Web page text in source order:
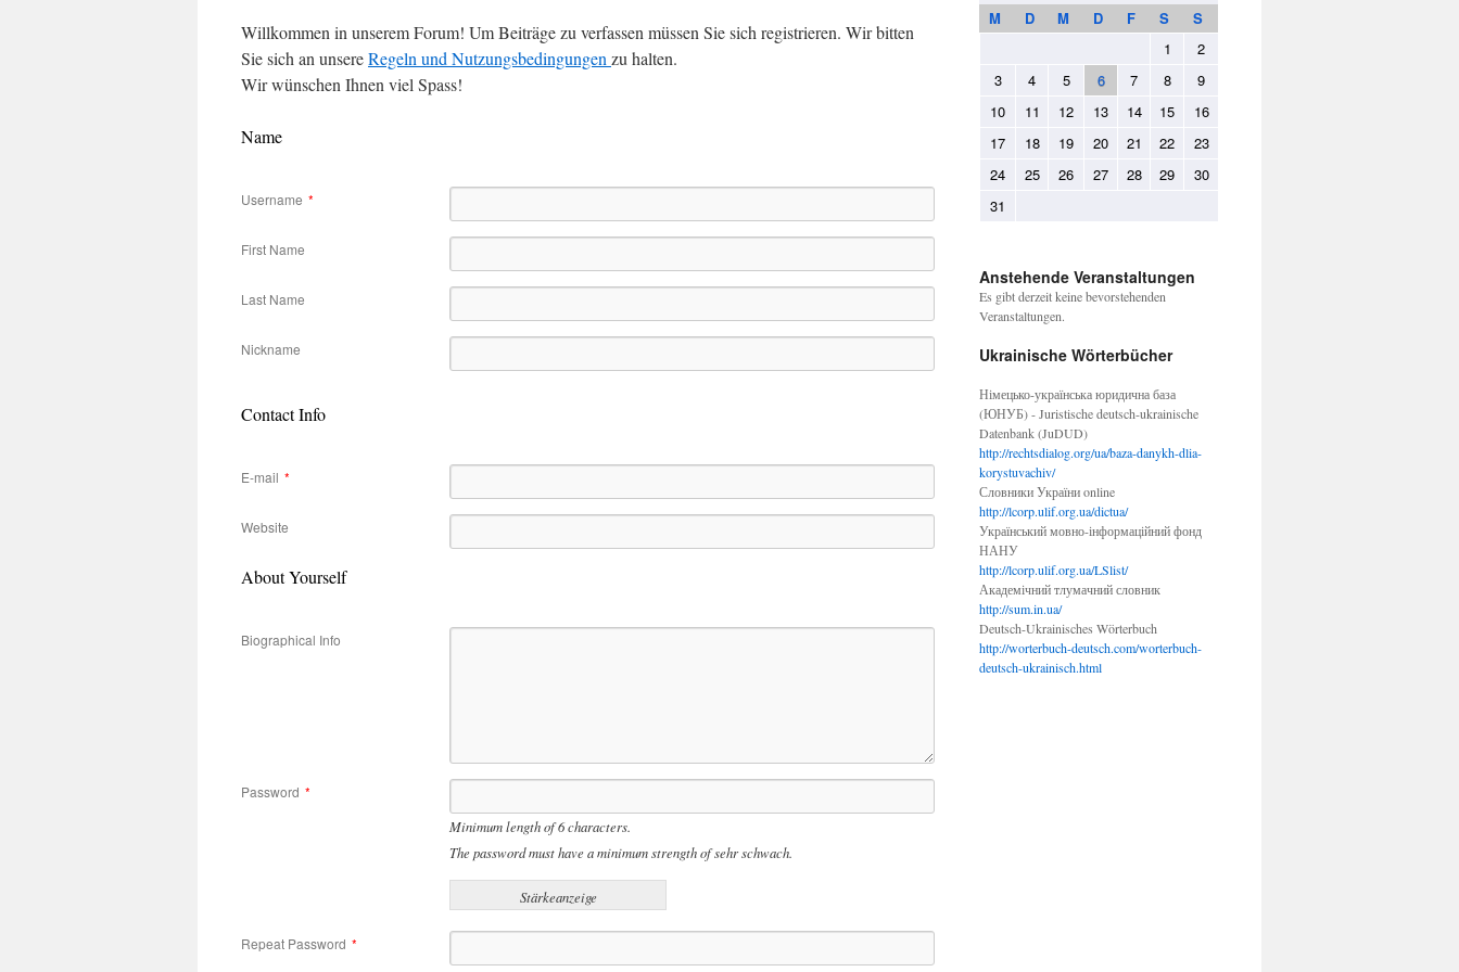
Willkommen in unserem Forum! Um Beiträge zu verfassen müssen Sie sich registrieren. Wir bitten
Sie sich an unsereRegeln und Nutzungsbedingungen zu halten.
Wir wünschen Ihnen viel Spass!
Name
Username *
First Name
Last Name
Nickname
Contact Info
E-mail *
Website
About Yourself
Biographical Info
Password *
Minimum length of 6 characters.
The password must have a minimum strength of sehr schwach.
Stärkeanzeige
Repeat Password *
M D M D F S
S
1
2
3
4 5 6 7 8
9
10
11 12 13 14 15
16
17
18 19 20 21 22
23
24
25 26 27 28 29
30
31
Anstehende Veranstaltungen
Es gibt derzeit keine bevorstehenden
Veranstaltungen.
Ukrainische Wörterbücher
Німецько-українська юридична база
(ЮНУБ) - Juristische deutsch-ukrainische
Datenbank (JuDUD)
http://rechtsdialog.org/ua/baza-danykh-dlia-
korystuvachiv/
Словники України online
http://lcorp.ulif.org.ua/dictua/
Український мовно-інформаційний фонд
НАНУ
http://lcorp.ulif.org.ua/LSlist/
Академічний тлумачний словник
http://sum.in.ua/
Deutsch-Ukrainisches Wörterbuch
http://worterbuch-deutsch.com/worterbuch-
deutsch-ukrainisch.html